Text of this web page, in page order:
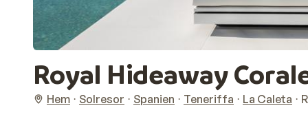
Royal Hideaway
Hem Solresor Spanien Teneriffa La Caleta